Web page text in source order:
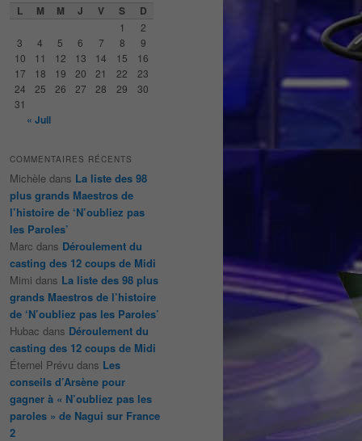
L M M J V S D
1
2
3
4 5 6 7 8
9
10
11 12 13 14 15
16
17
18 19 20 21 22
23
24
25 26 27 28 29
30
31
« Juil
COMMENTAIRES RÉCENTS
Michèle dans La liste des 98
plus grands Maestros de
l’histoire de ‘N’oubliez pas
les Paroles’
Marc dans Déroulement du
casting des 12 coups de Midi
Mimi dans La liste des 98 plus
grands Maestros de l’histoire
de ‘N’oubliez pas les Paroles’
Hubac dans Déroulement du
casting des 12 coups de Midi
Éternel Prévu dans Les
conseils d’Arsène pour
gagner à « N’oubliez pas les
paroles » de Nagui sur France
2